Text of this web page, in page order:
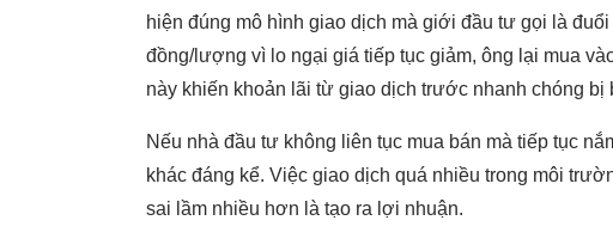
hiện đúng mô hình giao dịch mà giới đầu tư gọi là
đồng/lượng vì lo ngại giá tiếp tục giảm, ông lại mua
này khiến khoản lãi từ giao dịch trước nhanh chóng bị
Nếu nhà đầu tư không liên tục mua bán mà tiếp tục
khác đáng kể. Việc giao dịch quá nhiều trong môi
sai lầm nhiều hơn là tạo ra lợi nhuận.